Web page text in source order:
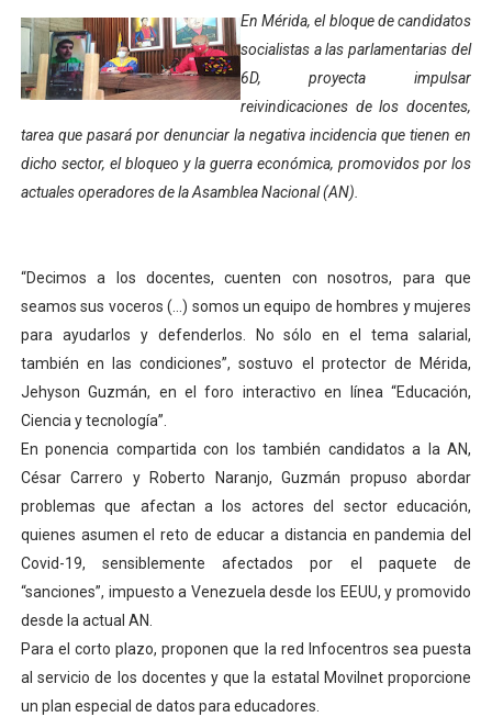
Mérida impulsa desarrollo económico con taller de
Fomficc consolida alianzas e impulsa la economía
Niños de Estudiantes de Mérida sembraron 110
Corposalud y Secretaría Social fortalecen la atención
Entregan planta eléctrica para fortalecer la atención
Expertos inspeccionan espacios del OAN para la
Dictan MasterClass en el marco del Encuentro LAGO
Campo Elías avanza con plan de asfaltado
Encuentro estadal fortalece la coordinación de
Gobernador Arnaldo Sánchez apadrina a más de 993
Plan Quirúrgico Regional llega a Pueblo Llano con la
En Mérida, el bloque de candidatos
socialistas a las parlamentarias del
6D, proyecta impulsar
reivindicaciones de los docentes,
tarea que pasará por denunciar la negativa incidencia que tienen en
dicho sector, el bloqueo y la guerra económica, promovidos por los
actuales operadores de la Asamblea Nacional (AN).
“Decimos a los docentes, cuenten con nosotros, para que
seamos sus voceros (...) somos un equipo de hombres y mujeres
para ayudarlos y defenderlos. No sólo en el tema salarial,
también en las condiciones”, sostuvo el protector de Mérida,
Jehyson Guzmán, en el foro interactivo en línea “Educación,
Ciencia y tecnología”.
En ponencia compartida con los también candidatos a la AN,
César Carrero y Roberto Naranjo, Guzmán propuso abordar
problemas que afectan a los actores del sector educación,
quienes asumen el reto de educar a distancia en pandemia del
Covid-19, sensiblemente afectados por el paquete de
“sanciones”, impuesto a Venezuela desde los EEUU, y promovido
desde la actual AN.
Para el corto plazo, proponen que la red Infocentros sea puesta
al servicio de los docentes y que la estatal Movilnet proporcione
un plan especial de datos para educadores.